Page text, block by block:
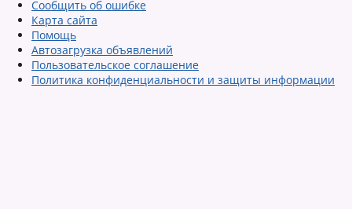
Сообщить об ошибке
Карта сайта
Помощь
Автозагрузка объявлений
Пользовательское соглашение
Политика конфиденциальности и защиты информации